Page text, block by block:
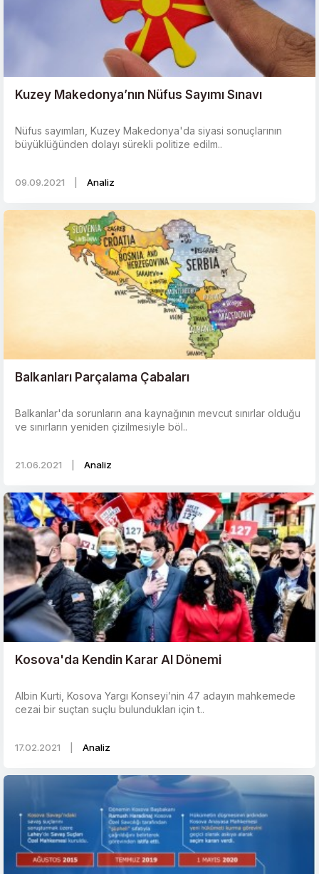
Kuzey Makedonya’nın Nüfus Sayımı Sınavı
Nüfus sayımları, Kuzey Makedonya'da siyasi sonuçlarının
büyüklüğünden dolayı sürekli politize edilm..
09.09.2021 Analiz
Balkanları Parçalama Çabaları
Balkanlar'da sorunların ana kaynağının mevcut sınırlar olduğu
ve sınırların yeniden çizilmesiyle böl..
21.06.2021 Analiz
Kosova'da Kendin Karar Al Dönemi
Albin Kurti, Kosova Yargı Konseyi’nin 47 adayın mahkemede
cezai bir suçtan suçlu bulundukları için t..
17.02.2021 Analiz